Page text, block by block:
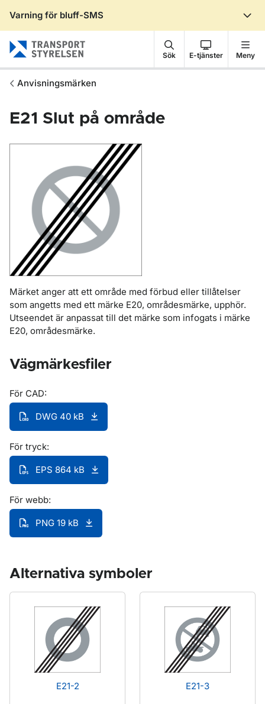
Varning för bluff-SMS
Sök E-tjänster Meny
Anvisningsmärken
E21 Slut på område
Märket anger att ett område med förbud eller tillåtelser
som angetts med ett märke E20, områdesmärke, upphör.
Utseendet är anpassat till det märke som infogats i märke
E20, områdesmärke.
Vägmärkesfiler
För CAD:
DWG 40 kB
För tryck:
EPS 864 kB
För webb:
PNG 19 kB
Alternativa symboler
E21-2 E21-3